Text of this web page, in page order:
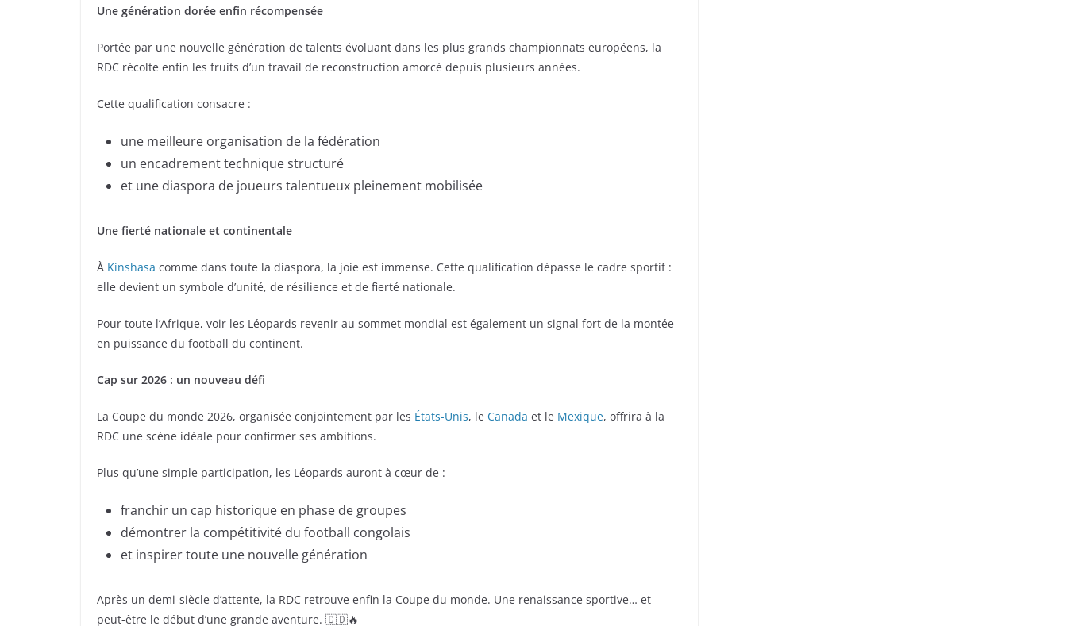
Une génération dorée enfin récompensée
Portée par une nouvelle génération de talents évoluant dans les plus grands championnats européens, la
RDC récolte enfin les fruits d’un travail de reconstruction amorcé depuis plusieurs années.
Cette qualification consacre :
une meilleure organisation de la fédération
un encadrement technique structuré
et une diaspora de joueurs talentueux pleinement mobilisée
Une fierté nationale et continentale
À Kinshasa comme dans toute la diaspora, la joie est immense. Cette qualification dépasse le cadre sportif :
elle devient un symbole d’unité, de résilience et de fierté nationale.
Pour toute l’Afrique, voir les Léopards revenir au sommet mondial est également un signal fort de la montée
en puissance du football du continent.
Cap sur 2026 : un nouveau défi
La Coupe du monde 2026, organisée conjointement par les États-Unis, le Canada et le Mexique, offrira à la
RDC une scène idéale pour confirmer ses ambitions.
Plus qu’une simple participation, les Léopards auront à cœur de :
franchir un cap historique en phase de groupes
démontrer la compétitivité du football congolais
et inspirer toute une nouvelle génération
Après un demi-siècle d’attente, la RDC retrouve enfin la Coupe du monde. Une renaissance sportive… et
peut-être le début d’une grande aventure. 🇨🇩🔥